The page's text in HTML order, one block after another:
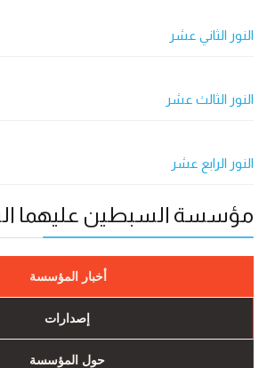
النور الثاني عشر
النور الثالث عشر
النور الرابع عشر
مؤسسة السبطين عليهما
أخبار المؤسسة
إصدارات
حول المؤسسة